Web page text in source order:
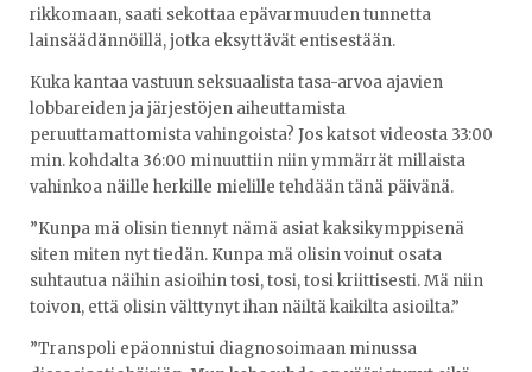
rikkomaan, saati sekottaa epävarmuuden tunnetta
lainsäädännöillä, jotka eksyttävät entisestään.
Kuka kantaa vastuun seksuaalista tasa-arvoa ajavien
lobbareiden ja järjestöjen aiheuttamista
peruuttamattomista vahingoista? Jos katsot videosta 33:00
min. kohdalta 36:00 minuuttiin niin ymmärrät millaista
vahinkoa näille herkille mielille tehdään tänä päivänä.
”Kunpa mä olisin tiennyt nämä asiat kaksikymppisenä
siten miten nyt tiedän. Kunpa mä olisin voinut osata
suhtautua näihin asioihin tosi, tosi, tosi kriittisesti. Mä niin
toivon, että olisin välttynyt ihan näiltä kaikilta asioilta.”
”Transpoli epäonnistui diagnosoimaan minussa